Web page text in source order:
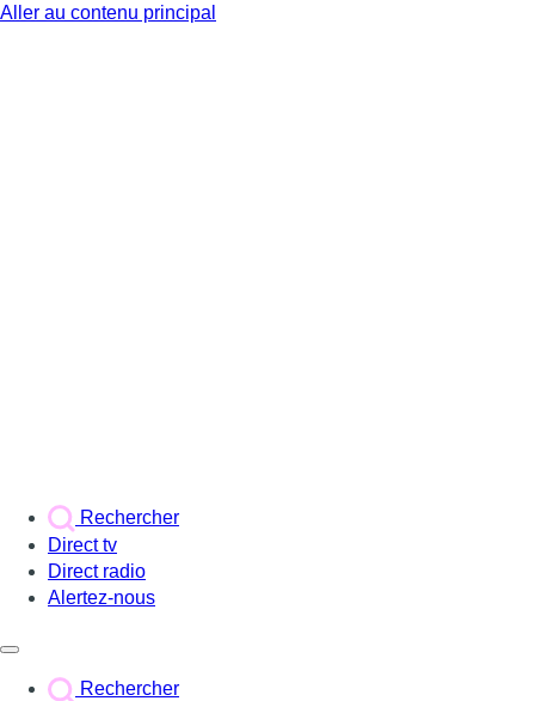
Aller au contenu principal
Rechercher
Direct tv
Direct radio
Alertez-nous
Rechercher